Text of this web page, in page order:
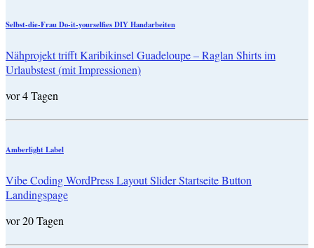
Selbst-die-Frau Do-it-yourselfies DIY Handarbeiten
Nähprojekt trifft Karibikinsel Guadeloupe – Raglan Shirts im
Urlaubstest (mit Impressionen)
vor 4 Tagen
Amberlight Label
Vibe Coding WordPress Layout Slider Startseite Button
Landingspage
vor 20 Tagen